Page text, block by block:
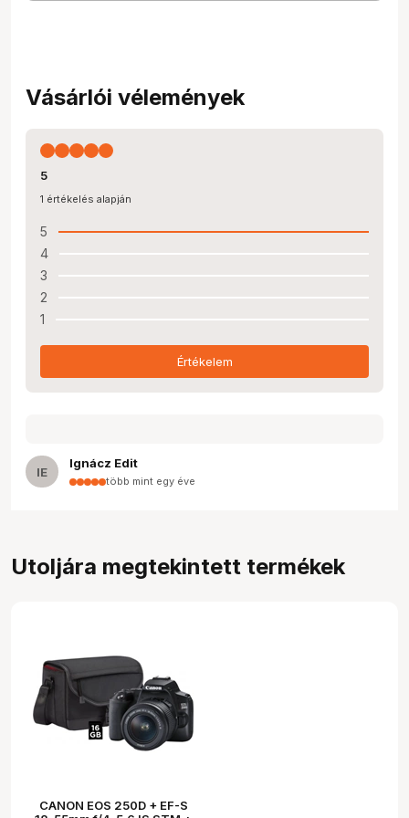
Vásárlói vélemények
5
1 értékelés alapján
5
4
3
2
1
Értékelem
IE
Ignácz Edit
több mint egy éve
Utoljára megtekintett termékek
CANON EOS 250D + EF-S